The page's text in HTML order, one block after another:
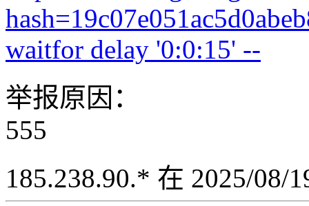
waitfor delay '0:0:15' --
举报原因：
555
185.238.90.* 在 2025/08/